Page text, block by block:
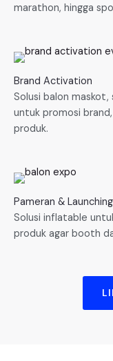
marathon, hingga
Brand Activation
Solusi balon
untuk promosi
produk.
Pameran & Launching
Solusi inflatable
produk agar booth